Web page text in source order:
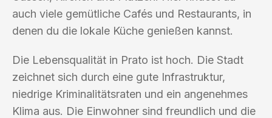
auch viele gemütliche Cafés und Restaurants, in
denen du die lokale Küche genießen kannst.
Die Lebensqualität in Prato ist hoch. Die Stadt
zeichnet sich durch eine gute Infrastruktur,
niedrige Kriminalitätsraten und ein angenehmes
Klima aus. Die Einwohner sind freundlich und die